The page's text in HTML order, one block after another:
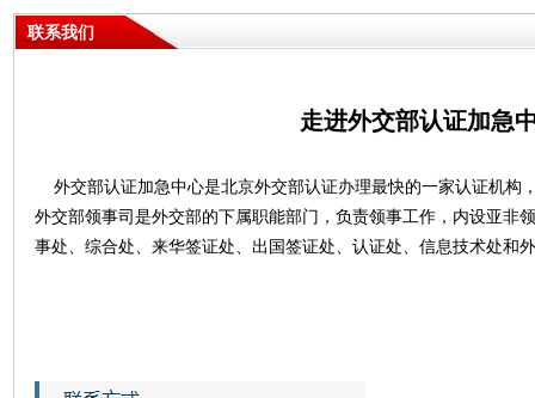
联系我们
走进外交部认证加急
外交部认证加急中心是北京外交部认证办理最快的一家认证机构
外交部领事司是外交部的下属职能部门，负责领事工作，内设亚非
事处、综合处、来华签证处、出国签证处、认证处、信息技术处和